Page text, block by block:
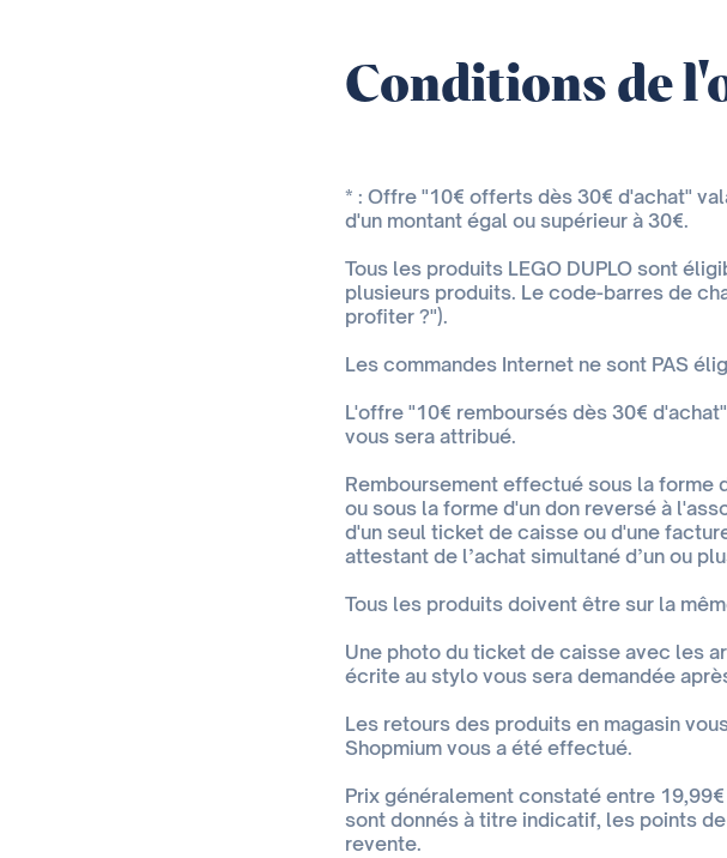
Conditions de
* : Offre "10€ offerts dès 30€ d'achat"
d'un montant égal ou supérieur à 30€.
Tous les produits LEGO DUPLO sont
plusieurs produits. Le code-barres de
profiter ?").
Les commandes Internet ne sont PAS
L'offre "10€ remboursés dès 30€
vous sera attribué.
Remboursement effectué sous la forme
ou sous la forme d'un don reversé à
d'un seul ticket de caisse ou d'une
attestant de l’achat simultané d’un ou
Tous les produits doivent être sur la
Une photo du ticket de caisse avec les
écrite au stylo vous sera demandée
Les retours des produits en magasin
Shopmium vous a été effectué.
Prix généralement constaté entre
sont donnés à titre indicatif, les points
revente.